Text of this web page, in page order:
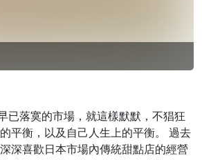
已落寞的市場，就這樣默默，不猖狂
平衡，以及自己人生上的平衡。 過去
深喜歡日本市場內傳統甜點店的經營